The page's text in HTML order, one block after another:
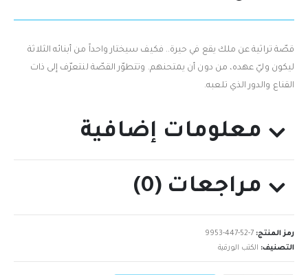
قصّة تراثية عن ملك‮ ‬يقع في‮ ‬حيرة‮.. ‬فكيف سيختار واحداً‮ ‬من أبنائه الثلاثة
ليكون وليّ‮ ‬عهده‮، من ‬دون أن‮ ‬يمتحنهم.‮ ‬وتتطوّر القصّة لنتعرّف إلى ذات
القناع والدور الذي‮ ‬تلعبه‮.‬
معلومات إضافية
مراجعات (0)
رمز المنتج: 9953-447-52-7
التصنيف: الكتب الورقية